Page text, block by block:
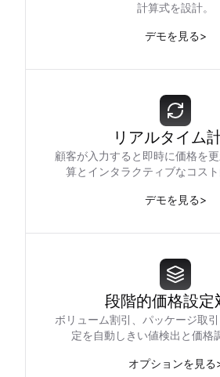
計算式を設計。
デモを見る>
リアルタイム
顧客が入力すると即時に価格を
算とインタラクティブなコスト
デモを見る>
段階的価格設定
ボリューム割引、パッケージ取
定を自動しきい値検出と価格
オプションを見る